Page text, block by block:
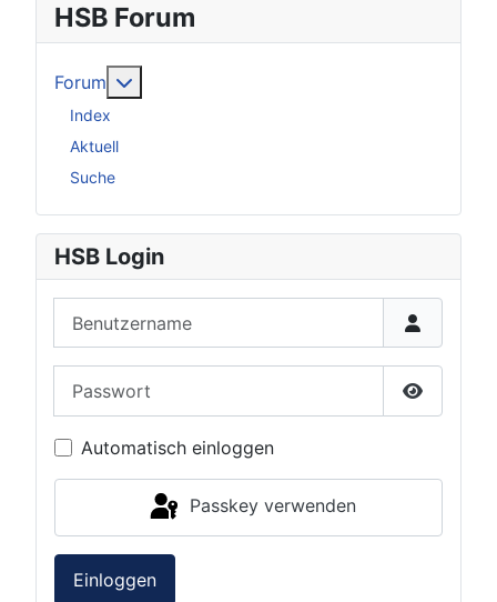
HSB Forum
Forum
Index
Aktuell
Suche
HSB Login
Passwort
Automatisch einloggen
Passkey verwenden
Einloggen